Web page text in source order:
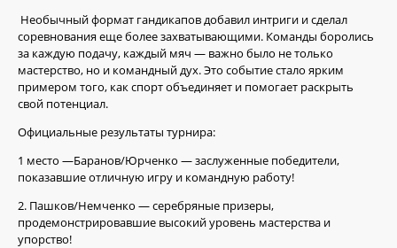
Необычный формат гандикапов добавил интриги и сделал
соревнования еще более захватывающими. Команды боролись
за каждую подачу, каждый мяч — важно было не только
мастерство, но и командный дух. Это событие стало ярким
примером того, как спорт объединяет и помогает раскрыть
свой потенциал.
Официальные результаты турнира:
1 место —Баранов/Юрченко — заслуженные победители,
показавшие отличную игру и командную работу!
2. Пашков/Немченко — серебряные призеры,
продемонстрировавшие высокий уровень мастерства и
упорство!